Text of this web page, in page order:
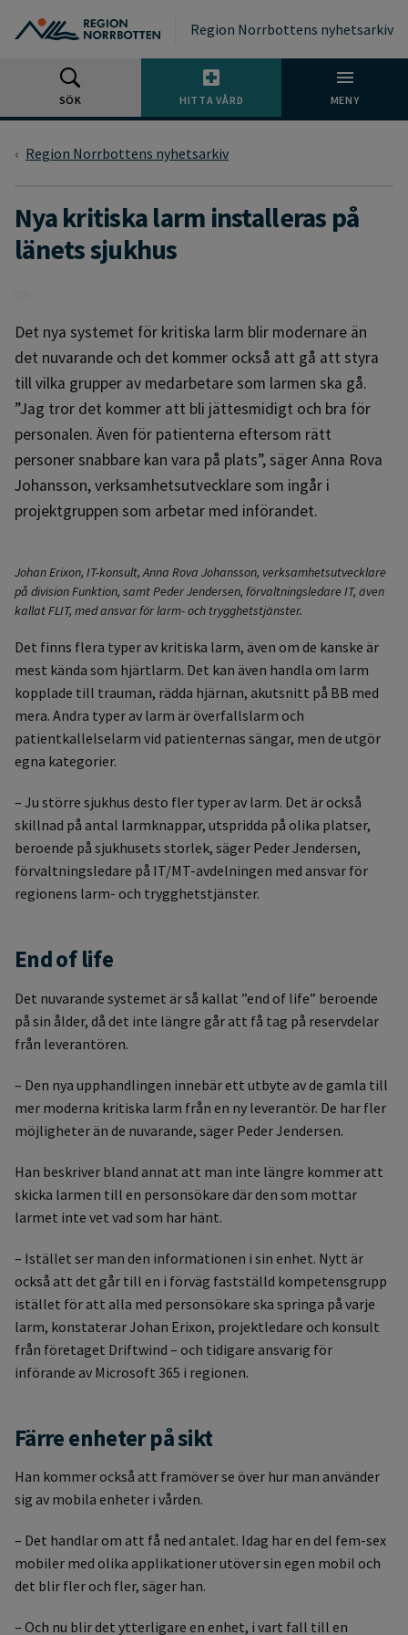
Region Norrbottens nyhetsarkiv
SÖK HITTA VÅRD MENY
Region Norrbottens nyhetsarkiv
Nya kritiska larm installeras på
länets sjukhus
Det nya systemet för kritiska larm blir modernare än
det nuvarande och det kommer också att gå att styra
till vilka grupper av medarbetare som larmen ska gå.
”Jag tror det kommer att bli jättesmidigt och bra för
personalen. Även för patienterna eftersom rätt
personer snabbare kan vara på plats”, säger Anna Rova
Johansson, verksamhetsutvecklare som ingår i
projektgruppen som arbetar med införandet.
Johan Erixon, IT-konsult, Anna Rova Johansson, verksamhetsutvecklare
på division Funktion, samt Peder Jendersen, förvaltningsledare IT, även
kallat FLIT, med ansvar för larm- och trygghetstjänster.
Det finns flera typer av kritiska larm, även om de kanske är
mest kända som hjärtlarm. Det kan även handla om larm
kopplade till trauman, rädda hjärnan, akutsnitt på BB med
mera. Andra typer av larm är överfallslarm och
patientkallelselarm vid patienternas sängar, men de utgör
egna kategorier.
– Ju större sjukhus desto fler typer av larm. Det är också
skillnad på antal larmknappar, utspridda på olika platser,
beroende på sjukhusets storlek, säger Peder Jendersen,
förvaltningsledare på IT/MT-avdelningen med ansvar för
regionens larm- och trygghetstjänster.
End of life
Det nuvarande systemet är så kallat ”end of life” beroende
på sin ålder, då det inte längre går att få tag på reservdelar
från leverantören.
– Den nya upphandlingen innebär ett utbyte av de gamla till
mer moderna kritiska larm från en ny leverantör. De har fler
möjligheter än de nuvarande, säger Peder Jendersen.
Han beskriver bland annat att man inte längre kommer att
skicka larmen till en personsökare där den som mottar
larmet inte vet vad som har hänt.
– Istället ser man den informationen i sin enhet. Nytt är
också att det går till en i förväg fastställd kompetensgrupp
istället för att alla med personsökare ska springa på varje
larm, konstaterar Johan Erixon, projektledare och konsult
från företaget Driftwind – och tidigare ansvarig för
införande av Microsoft 365 i regionen.
Färre enheter på sikt
Han kommer också att framöver se över hur man använder
sig av mobila enheter i vården.
– Det handlar om att få ned antalet. Idag har en del fem-sex
mobiler med olika applikationer utöver sin egen mobil och
det blir fler och fler, säger han.
– Och nu blir det ytterligare en enhet, i vart fall till en